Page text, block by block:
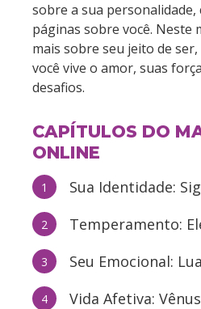
sobre a sua personalidade,
páginas sobre você. Neste
mais sobre seu jeito de
você vive o amor, suas
desafios.
CAPÍTULOS DO
ONLINE
1 Sua Identidade:
2 Temperamento:
3 Seu Emocional: Lua
4 Vida Afetiva: Vênus